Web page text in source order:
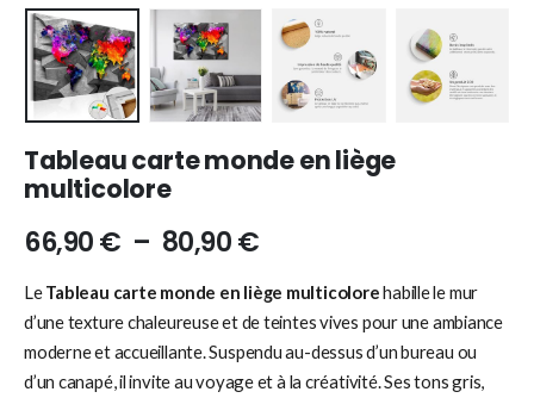
Tableau carte monde en liège
multicolore
66,90€ – 80,90€
LeTableau carte monde en liège multicolorehabille le mur
d’une texture chaleureuse et de teintes vives pour une ambiance
moderne et accueillante. Suspendu au-dessus d’un bureau ou
d’un canapé, il invite au voyage et à la créativité. Ses tons gris,